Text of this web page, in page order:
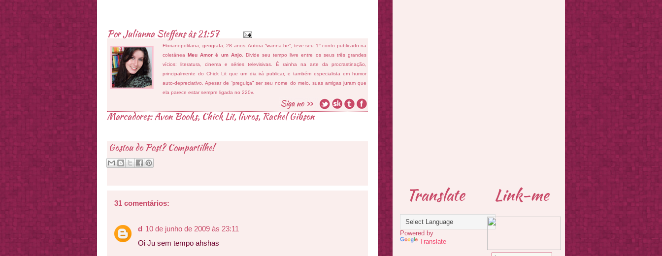
PorJulianna Steffensàs21:57
Florianopolitana, geografa, 28 anos. Autora “wanna be”, teve seu 1° conto publicado na
coletâneaMeu Amor é um Anjo. Divide seu tempo livre entre os seus três grandes
vícios: literatura, cinema e séries televisivas. É rainha na arte da procrastinação,
principalmente do Chick Lit que um dia irá publicar, e também especialista em humor
auto-depreciativo. Apesar de “preguiça” ser seu nome do meio, suas amigas juram que
ela parece estar sempre ligada no 220v.
Marcadores:Avon Books, Chick Lit,livros, Rachel Gibson
Gostou do Post? Compartilhe!
31 comentários:
d 10 de junho de 2009 às 23:11
Oi Ju sem tempo ahshas
Translate
Powered by
Translate
Link-me